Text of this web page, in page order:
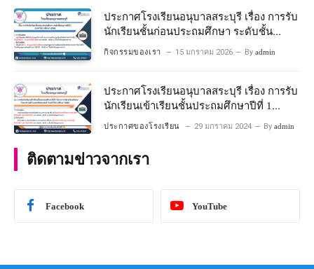
ประกาศโรงเรียนอนุบาลสระบุรี เรื่อง การรับ
นักเรียนชั้นก่อนประถมศึกษา ระดับชั้น
อนุบาลปีที่ ๒ ประจำปีการศึกษา ๒๕๖๙
กิจกรรมของเรา 15 มกราคม 2026 By admin
ประกาศโรงเรียนอนุบาลสระบุรี เรื่อง การรับ
นักเรียนเข้าเรียนชั้นประถมศึกษาปีที่ 1
โครงการห้องเรียนพิเศษ วิทยาศาสตร์ และ
ประกาศของโรงเรียน 29 มกราคม 2024 By admin
ติดตามข่าวจากเรา
Facebook YouTube